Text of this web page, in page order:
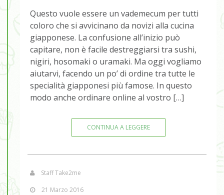
Questo vuole essere un vademecum per tutti
coloro che si avvicinano da novizi alla cucina
giapponese. La confusione all’inizio può
capitare, non è facile destreggiarsi tra sushi,
nigiri, hosomaki o uramaki. Ma oggi vogliamo
aiutarvi, facendo un po’ di ordine tra tutte le
specialità giapponesi più famose. In questo
modo anche ordinare online al vostro […]
CONTINUA A LEGGERE
Staff Take2me
21 Marzo 2016